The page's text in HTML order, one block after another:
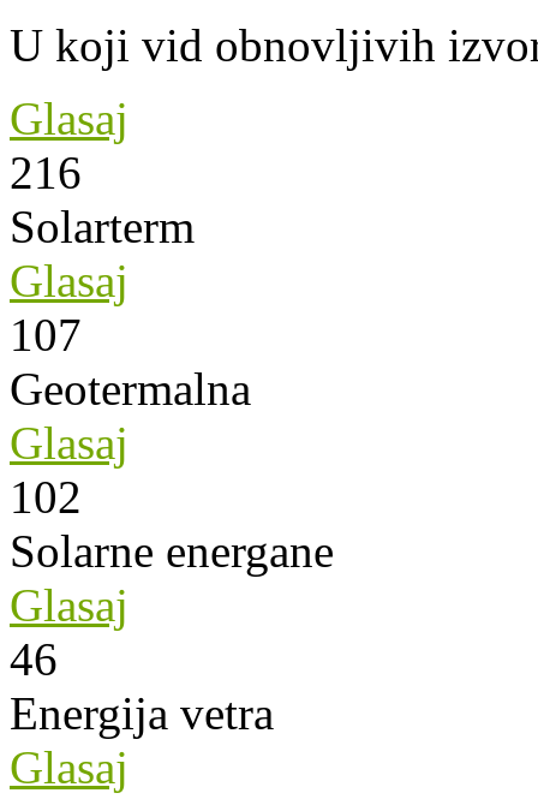
U koji vid obnovljivih
Glasaj
216
Solarterm
Glasaj
107
Geotermalna
Glasaj
102
Solarne energane
Glasaj
46
Energija vetra
Glasaj